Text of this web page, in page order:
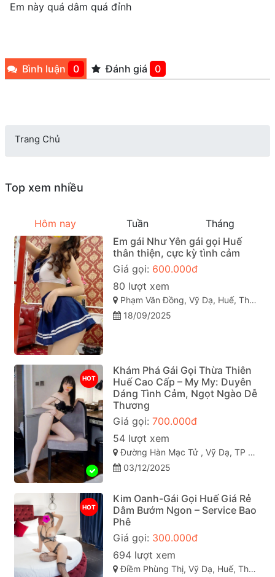
Em này quá dâm quá đỉnh
Bình luận 0 Đánh giá 0
Trang Chủ
Top xem nhiều
Hôm nay Tuần
Tháng
Em gái Như Yên gái gọi Huế
thân thiện, cực kỳ tình cảm
Giá gọi: 600.000đ
80 lượt xem
Phạm Văn Đồng, Vỹ Dạ, Huế, Thừa Thiên Huế
18/09/2025
HOT
Khám Phá Gái Gọi Thừa Thiên
Huế Cao Cấp – My My: Duyên
Dáng Tình Cảm, Ngọt Ngào Dễ
Thương
Giá gọi: 700.000đ
54 lượt xem
Đường Hàn Mạc Tử , Vỹ Dạ, TP Huế
03/12/2025
HOT
Kim Oanh-Gái Gọi Huế Giá Rẻ
Dâm Bướm Ngon – Service Bao
Phê
Giá gọi: 300.000đ
694 lượt xem
Điềm Phùng Thị, Vỹ Dạ, Huế, Thừa Thiên Huế